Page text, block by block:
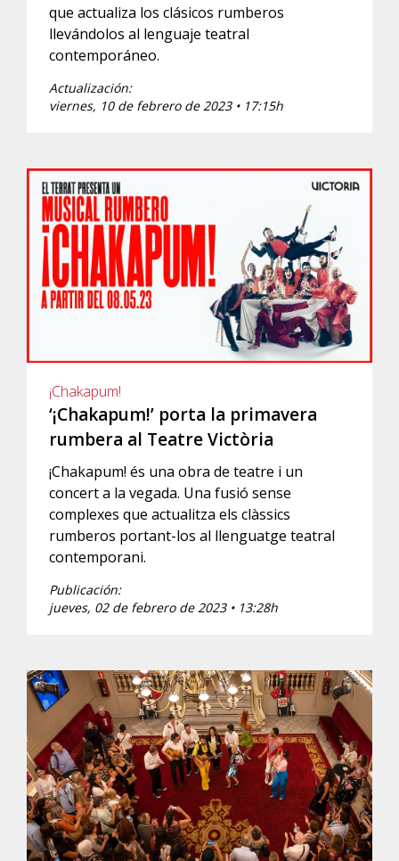
que actualiza los clásicos rumberos
llevándolos al lenguaje teatral
contemporáneo.
Actualización:
viernes, 10 de febrero de 2023 • 17:15h
¡Chakapum!
‘¡Chakapum!’ porta la primavera
rumbera al Teatre Victòria
¡Chakapum! és una obra de teatre i un
concert a la vegada. Una fusió sense
complexes que actualitza els clàssics
rumberos portant-los al llenguatge teatral
contemporani.
Publicación:
jueves, 02 de febrero de 2023 • 13:28h